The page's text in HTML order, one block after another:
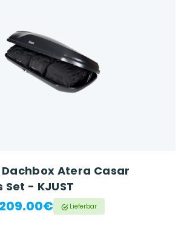
Atera Casar
- KJUST
209.00€ Lieferbar